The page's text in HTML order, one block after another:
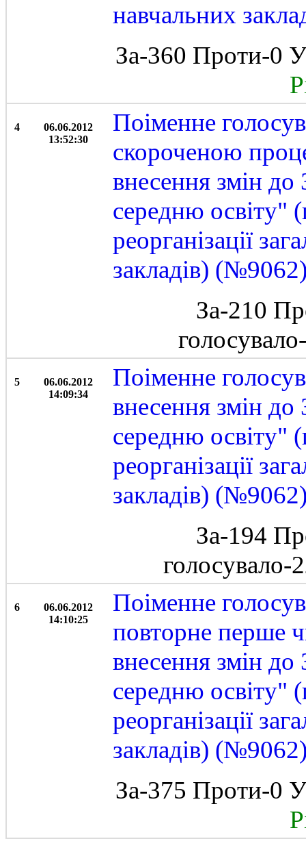
навчальних
За-360 Проти-0
4
06.06.2012
13:52:30
Поіменне
скороченою
внесення змін
середню освіту"
реорганізації
закладів)
За-210
5
06.06.2012
14:09:34
Поіменне
внесення змін
середню освіту"
реорганізації
закладів)
За-194
голосувало-
6
06.06.2012
14:10:25
Поіменне
повторне перше
внесення змін
середню освіту"
реорганізації
закладів)
За-375 Проти-0